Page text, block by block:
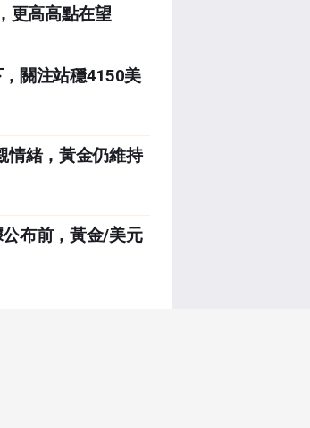
更高高點在望
關注站穩4150美
情緒，黃金仍維持
布前，黃金/美元